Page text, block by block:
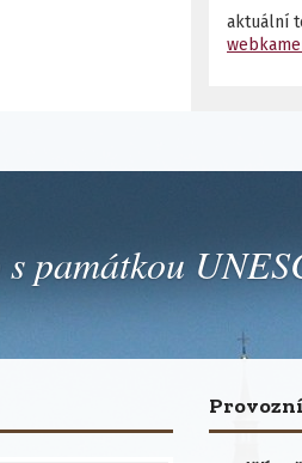
aktuální
s památkou